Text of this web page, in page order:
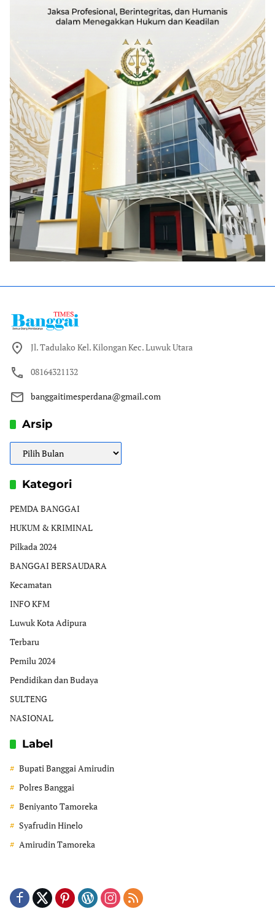
Jl. Tadulako Kel. Kilongan Kec. Luwuk Utara
08164321132
banggaitimesperdana@gmail.com
Arsip
Arsip
Kategori
PEMDA BANGGAI
HUKUM & KRIMINAL
Pilkada 2024
BANGGAI BERSAUDARA
Kecamatan
INFO KFM
Luwuk Kota Adipura
Terbaru
Pemilu 2024
Pendidikan dan Budaya
SULTENG
NASIONAL
Label
Bupati Banggai Amirudin
Polres Banggai
Beniyanto Tamoreka
Syafrudin Hinelo
Amirudin Tamoreka